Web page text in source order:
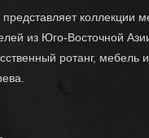
коллекции
из Юго-Восточной
ротанг, мебель